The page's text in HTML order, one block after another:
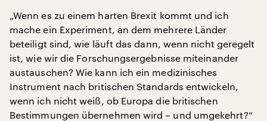
„Wenn es zu einem harten Brexit kommt und ich
mache ein Experiment, an dem mehrere Länder
beteiligt sind, wie läuft das dann, wenn nicht geregelt
ist, wie wir die Forschungsergebnisse miteinander
austauschen? Wie kann ich ein medizinisches
Instrument nach britischen Standards entwickeln,
wenn ich nicht weiß, ob Europa die britischen
Bestimmungen übernehmen wird – und umgekehrt?“